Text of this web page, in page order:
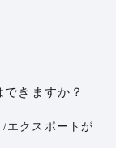
きますか？
エクスポートが